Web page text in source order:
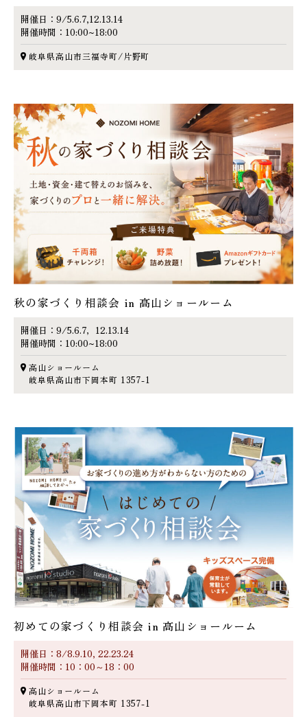
開催日：9/5.6.7,12.13.14
開催時間：10:00~18:00
岐阜県高山市三福寺町/片野町
秋の家づくり相談会 in 高山ショールーム
開催日：9/5.6.7，12.13.14
開催時間：10:00~18:00
高山ショールーム
岐阜県高山市下岡本町 1357-1
初めての家づくり相談会 in 高山ショールーム
開催日：8/8.9.10, 22.23.24
開催時間：10：00～18：00
高山ショールーム
岐阜県高山市下岡本町 1357-1